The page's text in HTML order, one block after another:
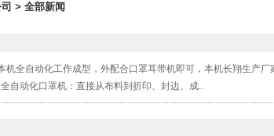
> 全部新闻
机全自动化工作成型，外配合口罩耳带机即可，本机长翔生产厂
自动化口罩机：直接从布料到折印、封边、成..